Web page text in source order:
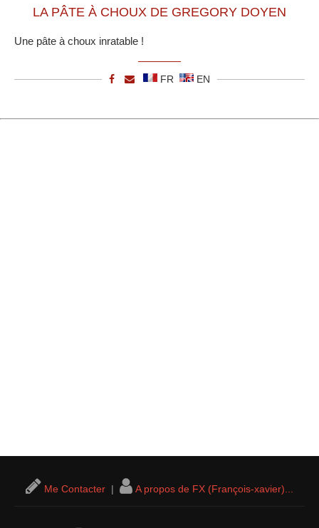
LA PÂTE À CHOUX DE GREGORY DOYEN
Une pâte à choux inratable !
FR EN
Me Contacter | A propos de FX (François-xavier)...